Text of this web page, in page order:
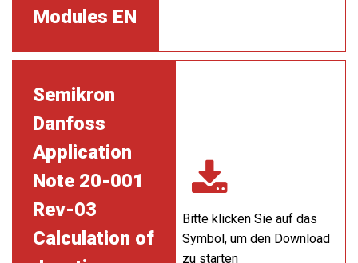
Modules EN
Semikron
Danfoss
Application
Note 20-001
Rev-03
Calculation of
Bitte klicken Sie auf das
Symbol, um den Download
zu starten